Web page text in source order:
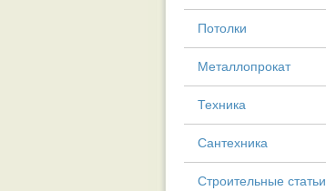
Потолки
Металлопрокат
Техника
Сантехника
Строительные статьи